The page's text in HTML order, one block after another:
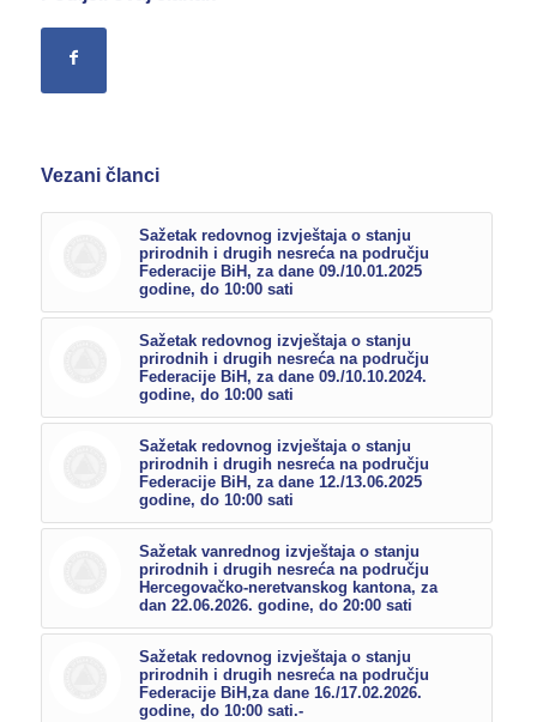
Vezani članci
Sažetak redovnog izvještaja o stanju
prirodnih i drugih nesreća na području
Federacije BiH, za dane 09./10.01.2025
godine, do 10:00 sati
Sažetak redovnog izvještaja o stanju
prirodnih i drugih nesreća na području
Federacije BiH, za dane 09./10.10.2024.
godine, do 10:00 sati
Sažetak redovnog izvještaja o stanju
prirodnih i drugih nesreća na području
Federacije BiH, za dane 12./13.06.2025
godine, do 10:00 sati
Sažetak vanrednog izvještaja o stanju
prirodnih i drugih nesreća na području
Hercegovačko-neretvanskog kantona, za
dan 22.06.2026. godine, do 20:00 sati
Sažetak redovnog izvještaja o stanju
prirodnih i drugih nesreća na području
Federacije BiH,za dane 16./17.02.2026.
godine, do 10:00 sati.-